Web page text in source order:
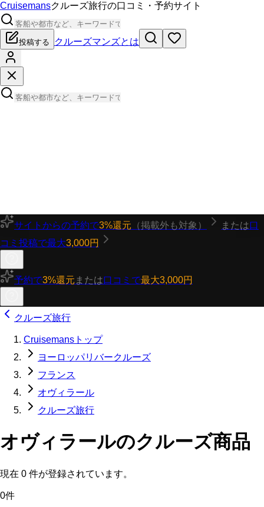
Cruisemansクルーズ旅行の口コミ・予約サイト
投稿する クルーズマンズとは
サイトからの予約で3%還元 （掲載外も対象） または口
コミ投稿で最大3,000円
予約で3%還元 または口コミで最大3,000円
クルーズ旅行
Cruisemansトップ
ヨーロッパリバークルーズ
フランス
オヴィラール
クルーズ旅行
オヴィラールのクルーズ商品
現在 0 件が登録されています。
0件